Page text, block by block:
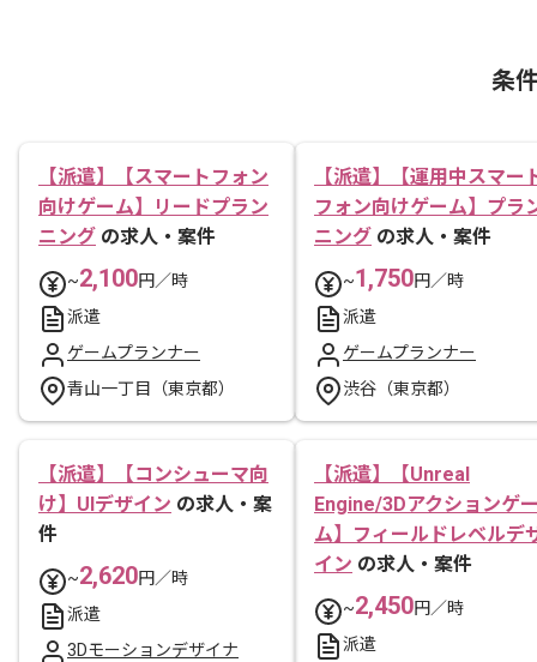
条
【派遣】【スマートフォン
向けゲーム】リードプラン
ニング の求人・案件
~2,100円／時
派遣
ゲームプランナー
青山一丁目（東京都）
【派遣】【運用中スマー
フォン向けゲーム】プラ
ニング の求人・案件
~1,750円／時
派遣
ゲームプランナー
渋谷（東京都）
【派遣】【コンシューマ向
け】UIデザイン の求人・案
件
~2,620円／時
派遣
3Dモーションデザイナ
【派遣】【Unreal
Engine/3Dアクションゲ
ム】フィールドレベルデ
イン の求人・案件
~2,450円／時
派遣